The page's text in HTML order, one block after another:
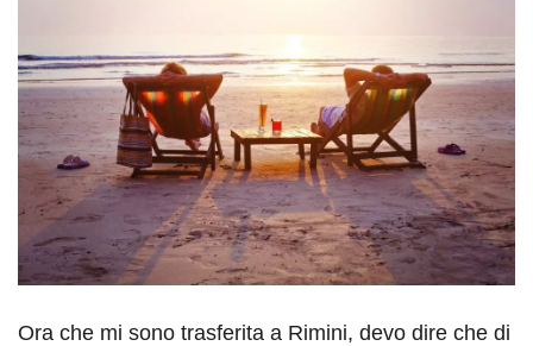
Ora che mi sono trasferita a Rimini, devo dire che di